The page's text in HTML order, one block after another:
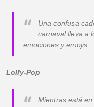
Una confusa
carnaval lleva a
emociones y emojis.
Lolly-Pop
Mientras está